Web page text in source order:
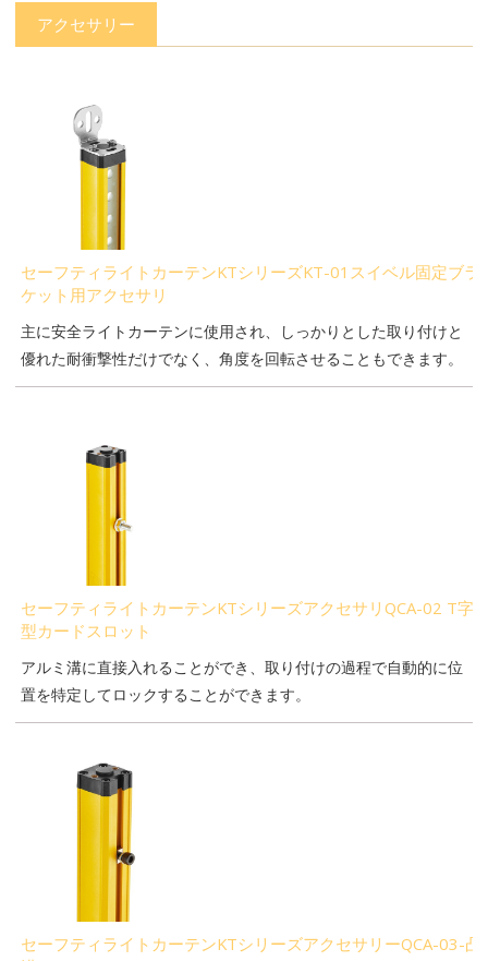
アクセサリー
セーフティライトカーテンKTシリーズKT-01スイベル固定ブラ
ケット用アクセサリ
主に安全ライトカーテンに使用され、しっかりとした取り付けと
優れた耐衝撃性だけでなく、角度を回転させることもできます。
セーフティライトカーテンKTシリーズアクセサリQCA-02 T字
型カードスロット
アルミ溝に直接入れることができ、取り付けの過程で自動的に位
置を特定してロックすることができます。
セーフティライトカーテンKTシリーズアクセサリーQCA-03-凸